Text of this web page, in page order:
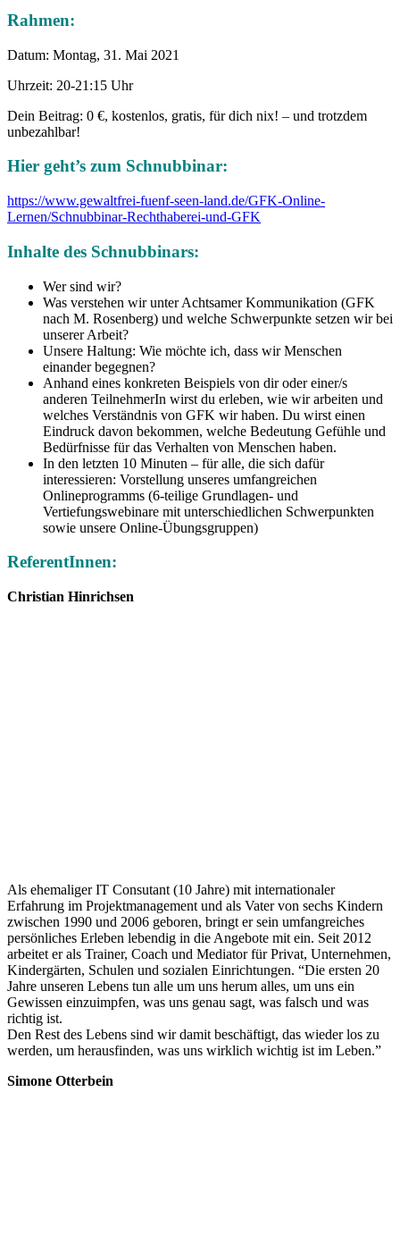
Rahmen:
Datum: Montag, 31. Mai 2021
Uhrzeit: 20-21:15 Uhr
Dein Beitrag: 0 €, kostenlos, gratis, für dich nix! – und trotzdem
unbezahlbar!
Hier geht’s zum Schnubbinar:
https://www.gewaltfrei-fuenf-seen-land.de/GFK-Online-
Lernen/Schnubbinar-Rechthaberei-und-GFK
Inhalte des Schnubbinars:
Wer sind wir?
Was verstehen wir unter Achtsamer Kommunikation (GFK
nach M. Rosenberg) und welche Schwerpunkte setzen wir bei
unserer Arbeit?
Unsere Haltung: Wie möchte ich, dass wir Menschen
einander begegnen?
Anhand eines konkreten Beispiels von dir oder einer/s
anderen TeilnehmerIn wirst du erleben, wie wir arbeiten und
welches Verständnis von GFK wir haben. Du wirst einen
Eindruck davon bekommen, welche Bedeutung Gefühle und
Bedürfnisse für das Verhalten von Menschen haben.
In den letzten 10 Minuten – für alle, die sich dafür
interessieren: Vorstellung unseres umfangreichen
Onlineprogramms (6-teilige Grundlagen- und
Vertiefungswebinare mit unterschiedlichen Schwerpunkten
sowie unsere Online-Übungsgruppen)
ReferentInnen:
Christian Hinrichsen
Als ehemaliger IT Consutant (10 Jahre) mit internationaler
Erfahrung im Projektmanagement und als Vater von sechs Kindern
zwischen 1990 und 2006 geboren, bringt er sein umfangreiches
persönliches Erleben lebendig in die Angebote mit ein. Seit 2012
arbeitet er als Trainer, Coach und Mediator für Privat, Unternehmen,
Kindergärten, Schulen und sozialen Einrichtungen. “Die ersten 20
Jahre unseren Lebens tun alle um uns herum alles, um uns ein
Gewissen einzuimpfen, was uns genau sagt, was falsch und was
richtig ist.
Den Rest des Lebens sind wir damit beschäftigt, das wieder los zu
werden, um herausfinden, was uns wirklich wichtig ist im Leben.”
Simone Otterbein